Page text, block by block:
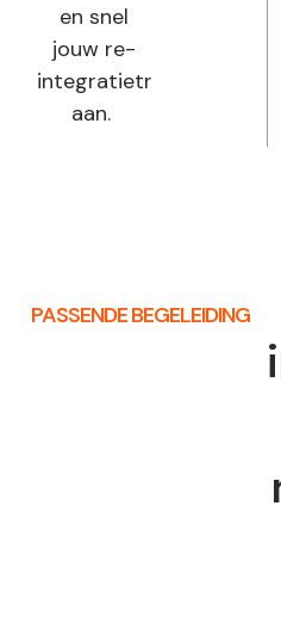
en snel
jouw re-
integratietraject
aan.
PASSENDE BEGELEIDING